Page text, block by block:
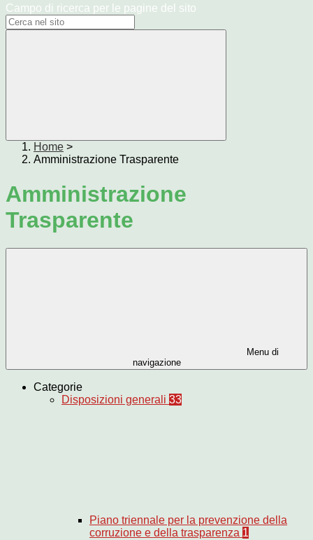
Campo di ricerca per le pagine del sito
Home >
Amministrazione Trasparente
Amministrazione
Trasparente
Menu di
navigazione
Categorie
Disposizioni generali 33
Piano triennale per la prevenzione della
corruzione e della trasparenza 1